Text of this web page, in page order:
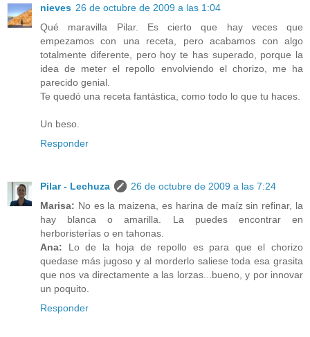
nieves 26 de octubre de 2009 a las 1:04
Qué maravilla Pilar. Es cierto que hay veces que
empezamos con una receta, pero acabamos con algo
totalmente diferente, pero hoy te has superado, porque la
idea de meter el repollo envolviendo el chorizo, me ha
parecido genial.
Te quedó una receta fantástica, como todo lo que tu haces.
Un beso.
Responder
Pilar - Lechuza
26 de octubre de 2009 a las 7:24
Marisa: No es la maizena, es harina de maíz sin refinar, la
hay blanca o amarilla. La puedes encontrar en
herboristerías o en tahonas.
Ana: Lo de la hoja de repollo es para que el chorizo
quedase más jugoso y al morderlo saliese toda esa grasita
que nos va directamente a las lorzas...bueno, y por innovar
un poquito.
Responder